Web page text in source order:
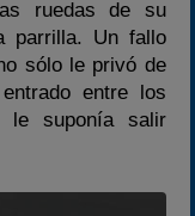
ruedas de su
parrilla. Un fallo
sólo le privó de
entre los
le suponía salir